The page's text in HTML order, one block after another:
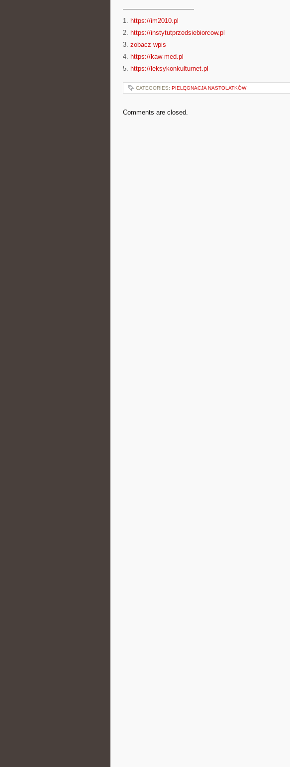
———————————
1. https://im2010.pl
2. https://instytutprzedsiebiorcow.pl
3. zobacz wpis
4. https://kaw-med.pl
5. https://leksykonkulturnet.pl
CATEGORIES: PIELĘGNACJA NASTOLATKÓW
Comments are closed.